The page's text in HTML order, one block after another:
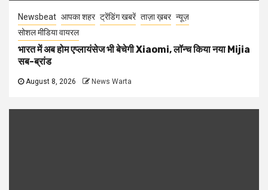
Newsbeat आपका शहर ट्रेंडिंग खबरें ताज़ा ख़बर न्यूज़
सोशल मीडिया वायरल
भारत में अब होम एप्लायंसेज भी बेचेगी Xiaomi, लॉन्च किया नया Mijia
सब-ब्रांड
August 8, 2026 News Warta